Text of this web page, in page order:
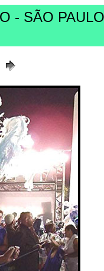
- SÃO